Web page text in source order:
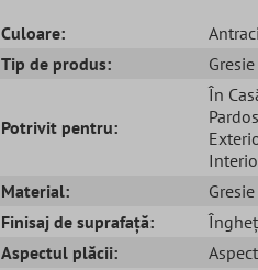
Culoare:
Tip de produs:
Gresie
Potrivit pentru:
În
Material:
Finisaj de suprafață:
Aspectul plăcii: